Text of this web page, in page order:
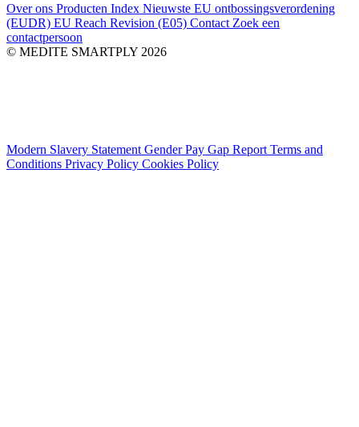
Over ons Producten Index Nieuwste EU ontbossingsverordening
(EUDR) EU Reach Revision (E05) Contact Zoek een
contactpersoon
© MEDITE SMARTPLY 2026
Modern Slavery Statement Gender Pay Gap Report Terms and
Conditions Privacy Policy Cookies Policy